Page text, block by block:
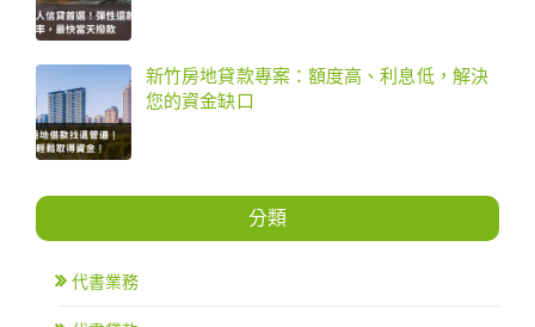
新竹房地貸款專案：額度高、利息低，解決
您的資金缺口
分類
代書業務